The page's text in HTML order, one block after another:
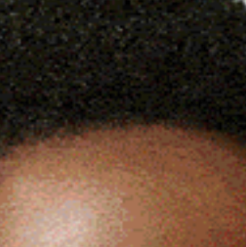
DELLA TERZA
ESTIVA